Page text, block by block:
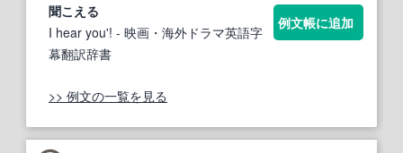
聞こえ る
I hear you'! - 映画・海外ドラマ英語字
幕翻訳辞書
例文帳に追加
>> 例文の一覧を見る